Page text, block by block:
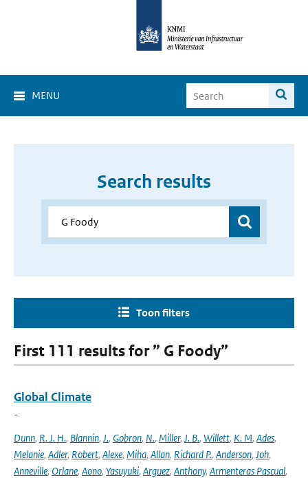
MENU
Search results
Toon filters
First 111 results for ” G Foody”
Global Climate
-
Dunn, R. J. H., Blannin, J., Gobron, N., Miller, J. B., Willett, K. M, Ades,
Melanie, Adler, Robert, Alexe, Miha, Allan, Richard P., Anderson, Joh,
Anneville, Orlane, Aono, Yasuyuki, Arguez, Anthony, Armenteras Pascual,